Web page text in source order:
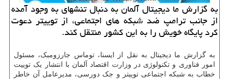
به گزارش ما دیجیتال آلمان به دنبال تنشهای به وجود آمده
از جانب ترامپ ضد شبكه های اجتماعی، از توییتر دعوت
كرد پایگاه خویش را به این كشور منتقل كند.
به گزارش ما دیجیتال به نقل از ایسنا، توماس جارزومبک، مسئول
امور فناوری و تکنولوژی در وزارت اقتصاد آلمان با انتشار یک توییت
خطاب به شبکه اجتماعی توییتر و جک دورسی، مدیرعامل آن خاطر